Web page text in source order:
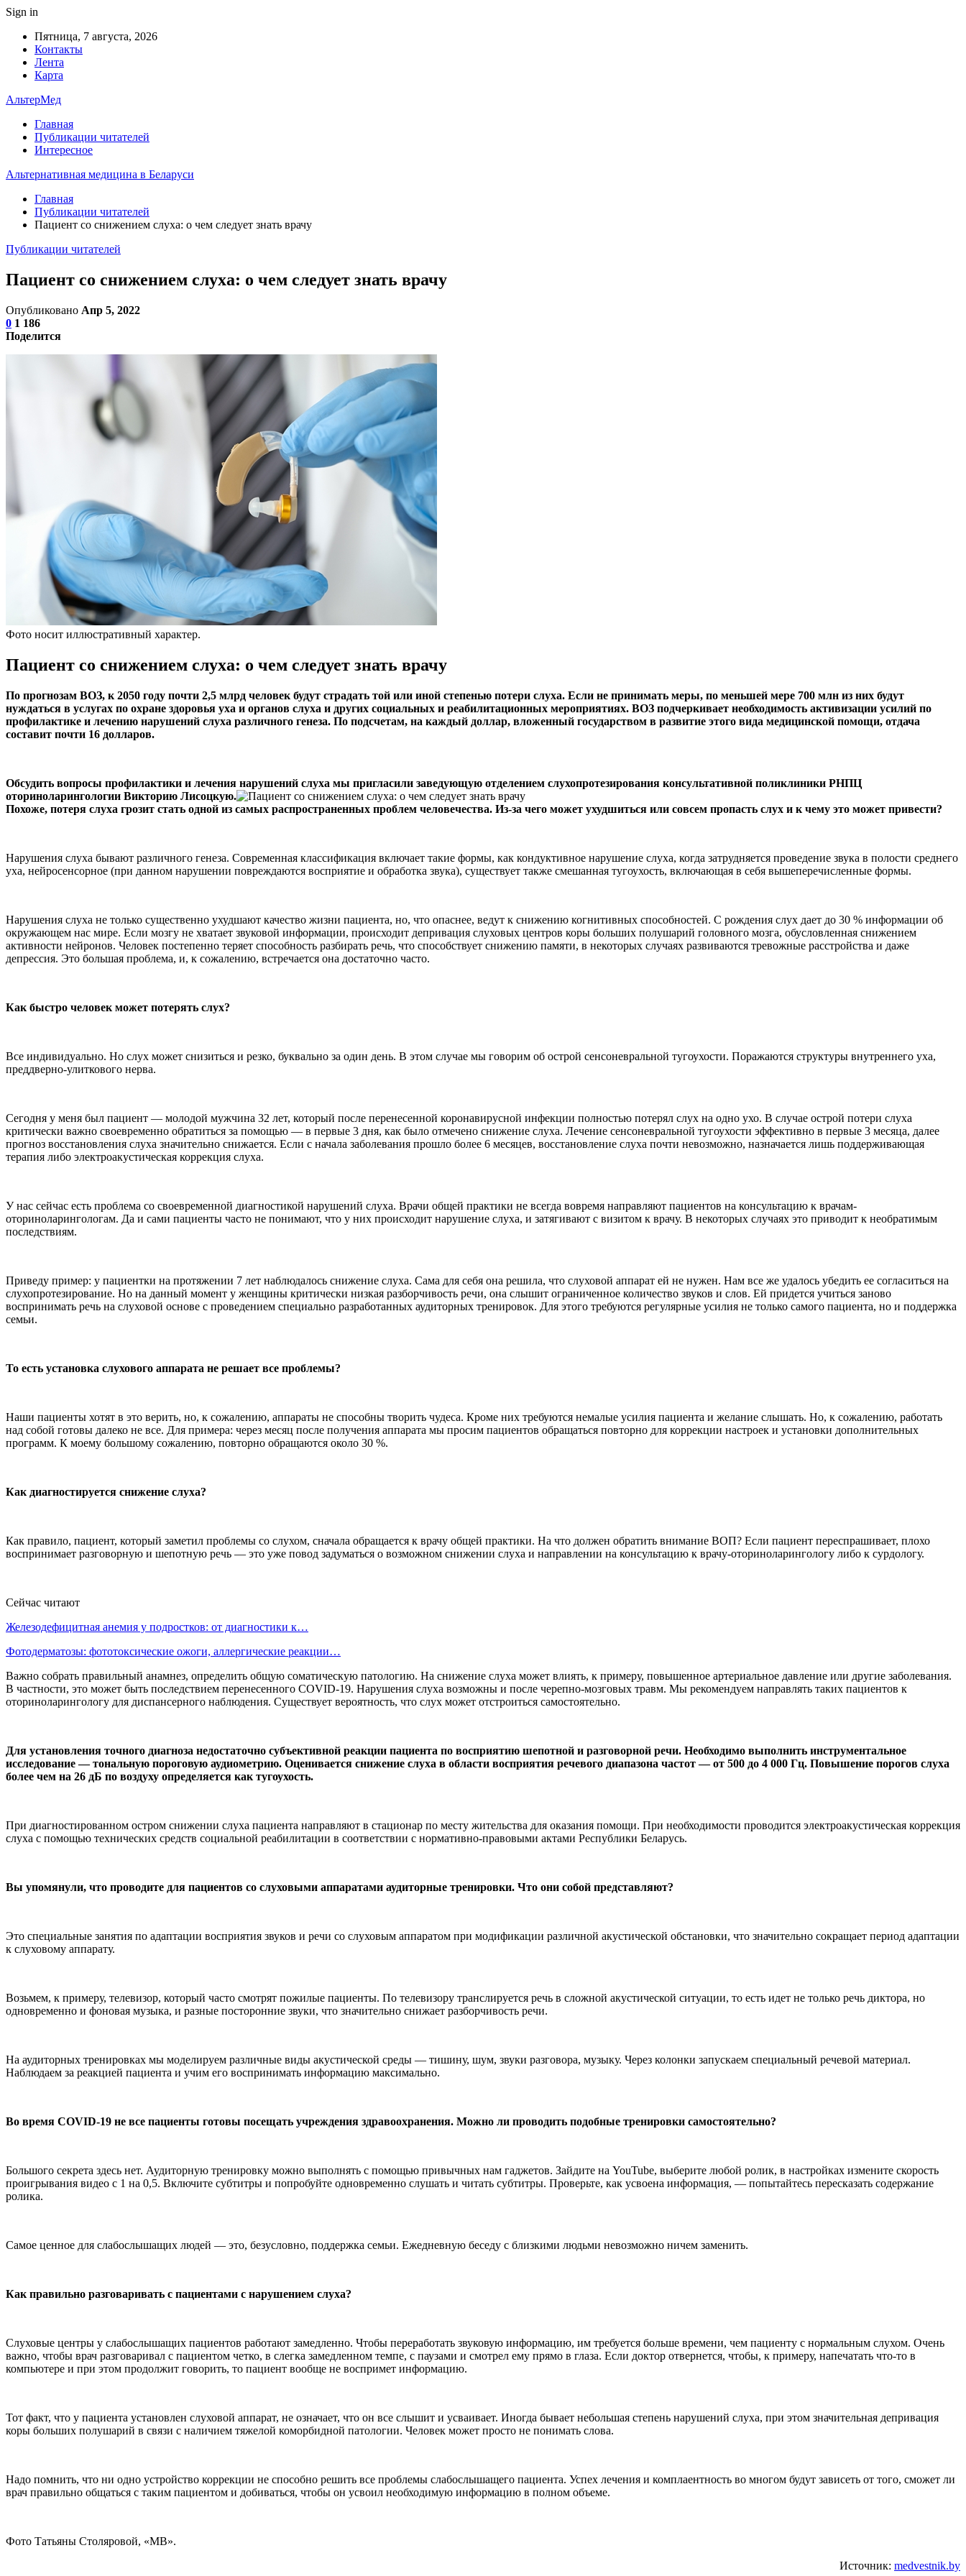
Sign in
Пятница, 7 августа, 2026
Контакты
Лента
Карта
АльтерМед
Главная
Публикации читателей
Интересное
Альтернативная медицина в Беларуси
Главная
Публикации читателей
Пациент со снижением слуха: о чем следует знать врачу
Публикации читателей
Пациент со снижением слуха: о чем следует знать врачу
Опубликовано Апр 5, 2022
0 1 186
Поделится
Фото носит иллюстративный характер.
Пациент со снижением слуха: о чем следует знать врачу
По прогнозам ВОЗ, к 2050 году почти 2,5 млрд человек будут страдать той или иной степенью потери слуха. Если не принимать меры, по меньшей мере 700 млн из них будут
нуждаться в услугах по охране здоровья уха и органов слуха и других социальных и реабилитационных мероприятиях. ВОЗ подчеркивает необходимость активизации усилий по
профилактике и лечению нарушений слуха различного генеза. По подсчетам, на каждый доллар, вложенный государством в развитие этого вида медицинской помощи, отдача
составит почти 16 долларов.
Обсудить вопросы профилактики и лечения нарушений слуха мы пригласили заведующую отделением слухопротезирования консультативной поликлиники РНПЦ
оториноларингологии Викторию Лисоцкую.
Похоже, потеря слуха грозит стать одной из самых распространенных проблем человечества. Из-за чего может ухудшиться или совсем пропасть слух и к чему это может привести?
Нарушения слуха бывают различного генеза. Современная классификация включает такие формы, как кондуктивное нарушение слуха, когда затрудняется проведение звука в полости среднего
уха, нейросенсорное (при данном нарушении повреждаются восприятие и обработка звука), существует также смешанная тугоухость, включающая в себя вышеперечисленные формы.
Нарушения слуха не только существенно ухудшают качество жизни пациента, но, что опаснее, ведут к снижению когнитивных способностей. С рождения слух дает до 30 % информации об
окружающем нас мире. Если мозгу не хватает звуковой информации, происходит депривация слуховых центров коры больших полушарий головного мозга, обусловленная снижением
активности нейронов. Человек постепенно теряет способность разбирать речь, что способствует снижению памяти, в некоторых случаях развиваются тревожные расстройства и даже
депрессия. Это большая проблема, и, к сожалению, встречается она достаточно часто.
Как быстро человек может потерять слух?
Все индивидуально. Но слух может снизиться и резко, буквально за один день. В этом случае мы говорим об острой сенсоневральной тугоухости. Поражаются структуры внутреннего уха,
преддверно-улиткового нерва.
Сегодня у меня был пациент — молодой мужчина 32 лет, который после перенесенной коронавирусной инфекции полностью потерял слух на одно ухо. В случае острой потери слуха
критически важно своевременно обратиться за помощью — в первые 3 дня, как было отмечено снижение слуха. Лечение сенсоневральной тугоухости эффективно в первые 3 месяца, далее
прогноз восстановления слуха значительно снижается. Если с начала заболевания прошло более 6 месяцев, восстановление слуха почти невозможно, назначается лишь поддерживающая
терапия либо электроакустическая коррекция слуха.
У нас сейчас есть проблема со своевременной диагностикой нарушений слуха. Врачи общей практики не всегда вовремя направляют пациентов на консультацию к врачам-
оториноларингологам. Да и сами пациенты часто не понимают, что у них происходит нарушение слуха, и затягивают с визитом к врачу. В некоторых случаях это приводит к необратимым
последствиям.
Приведу пример: у пациентки на протяжении 7 лет наблюдалось снижение слуха. Сама для себя она решила, что слуховой аппарат ей не нужен. Нам все же удалось убедить ее согласиться на
слухопротезирование. Но на данный момент у женщины критически низкая разборчивость речи, она слышит ограниченное количество звуков и слов. Ей придется учиться заново
воспринимать речь на слуховой основе с проведением специально разработанных аудиторных тренировок. Для этого требуются регулярные усилия не только самого пациента, но и поддержка
семьи.
То есть установка слухового аппарата не решает все проблемы?
Наши пациенты хотят в это верить, но, к сожалению, аппараты не способны творить чудеса. Кроме них требуются немалые усилия пациента и желание слышать. Но, к сожалению, работать
над собой готовы далеко не все. Для примера: через месяц после получения аппарата мы просим пациентов обращаться повторно для коррекции настроек и установки дополнительных
программ. К моему большому сожалению, повторно обращаются около 30 %.
Как диагностируется снижение слуха?
Как правило, пациент, который заметил проблемы со слухом, сначала обращается к врачу общей практики. На что должен обратить внимание ВОП? Если пациент переспрашивает, плохо
воспринимает разговорную и шепотную речь — это уже повод задуматься о возможном снижении слуха и направлении на консультацию к врачу-оториноларингологу либо к сурдологу.
Сейчас читают
Железодефицитная анемия у подростков: от диагностики к…
Фотодерматозы: фототоксические ожоги, аллергические реакции…
Важно собрать правильный анамнез, определить общую соматическую патологию. На снижение слуха может влиять, к примеру, повышенное артериальное давление или другие заболевания.
В частности, это может быть последствием перенесенного COVID-19. Нарушения слуха возможны и после черепно-мозговых травм. Мы рекомендуем направлять таких пациентов к
оториноларингологу для диспансерного наблюдения. Существует вероятность, что слух может отстроиться самостоятельно.
Для установления точного диагноза недостаточно субъективной реакции пациента по восприятию шепотной и разговорной речи. Необходимо выполнить инструментальное
исследование — тональную пороговую аудиометрию. Оценивается снижение слуха в области восприятия речевого диапазона частот — от 500 до 4 000 Гц. Повышение порогов слуха
более чем на 26 дБ по воздуху определяется как тугоухость.
При диагностированном остром снижении слуха пациента направляют в стационар по месту жительства для оказания помощи. При необходимости проводится электроакустическая коррекция
слуха с помощью технических средств социальной реабилитации в соответствии с нормативно-правовыми актами Республики Беларусь.
Вы упомянули, что проводите для пациентов со слуховыми аппаратами аудиторные тренировки. Что они собой представляют?
Это специальные занятия по адаптации восприятия звуков и речи со слуховым аппаратом при модификации различной акустической обстановки, что значительно сокращает период адаптации
к слуховому аппарату.
Возьмем, к примеру, телевизор, который часто смотрят пожилые пациенты. По телевизору транслируется речь в сложной акустической ситуации, то есть идет не только речь диктора, но
одновременно и фоновая музыка, и разные посторонние звуки, что значительно снижает разборчивость речи.
На аудиторных тренировках мы моделируем различные виды акустической среды — тишину, шум, звуки разговора, музыку. Через колонки запускаем специальный речевой материал.
Наблюдаем за реакцией пациента и учим его воспринимать информацию максимально.
Во время COVID-19 не все пациенты готовы посещать учреждения здравоохранения. Можно ли проводить подобные тренировки самостоятельно?
Большого секрета здесь нет. Аудиторную тренировку можно выполнять с помощью привычных нам гаджетов. Зайдите на YouTube, выберите любой ролик, в настройках измените скорость
проигрывания видео с 1 на 0,5. Включите субтитры и попробуйте одновременно слушать и читать субтитры. Проверьте, как усвоена информация, — попытайтесь пересказать содержание
ролика.
Самое ценное для слабослышащих людей — это, безусловно, поддержка семьи. Ежедневную беседу с близкими людьми невозможно ничем заменить.
Как правильно разговаривать с пациентами с нарушением слуха?
Слуховые центры у слабослышащих пациентов работают замедленно. Чтобы переработать звуковую информацию, им требуется больше времени, чем пациенту с нормальным слухом. Очень
важно, чтобы врач разговаривал с пациентом четко, в слегка замедленном темпе, с паузами и смотрел ему прямо в глаза. Если доктор отвернется, чтобы, к примеру, напечатать что-то в
компьютере и при этом продолжит говорить, то пациент вообще не воспримет информацию.
Тот факт, что у пациента установлен слуховой аппарат, не означает, что он все слышит и усваивает. Иногда бывает небольшая степень нарушений слуха, при этом значительная депривация
коры больших полушарий в связи с наличием тяжелой коморбидной патологии. Человек может просто не понимать слова.
Надо помнить, что ни одно устройство коррекции не способно решить все проблемы слабослышащего пациента. Успех лечения и комплаентность во многом будут зависеть от того, сможет ли
врач правильно общаться с таким пациентом и добиваться, чтобы он усвоил необходимую информацию в полном объеме.
Фото Татьяны Столяровой, «МВ».
Источник: medvestnik.by